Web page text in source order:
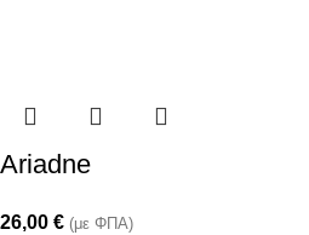
Ariadne
26,00 € (με ΦΠΑ)